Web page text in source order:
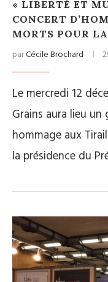
« LIBERTÉ ET
CONCERT
MORTS POUR
parCécile Brochard
Le mercredi 12
Grains aura lieu
hommage aux
la présidence du